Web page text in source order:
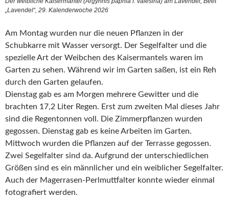
„Lavendel“, 29. Kalenderwoche 2026
Am Montag wurden nur die neuen Pflanzen in der
Schubkarre mit Wasser versorgt. Der Segelfalter und die
spezielle Art der Weibchen des Kaisermantels waren im
Garten zu sehen. Während wir im Garten saßen, ist ein Reh
durch den Garten gelaufen.
Dienstag gab es am Morgen mehrere Gewitter und die
brachten 17,2 Liter Regen. Erst zum zweiten Mal dieses Jahr
sind die Regentonnen voll. Die Zimmerpflanzen wurden
gegossen. Dienstag gab es keine Arbeiten im Garten.
Mittwoch wurden die Pflanzen auf der Terrasse gegossen.
Zwei Segelfalter sind da. Aufgrund der unterschiedlichen
Größen sind es ein männlicher und ein weiblicher Segelfalter.
Auch der Magerrasen-Perlmuttfalter konnte wieder einmal
fotografiert werden.